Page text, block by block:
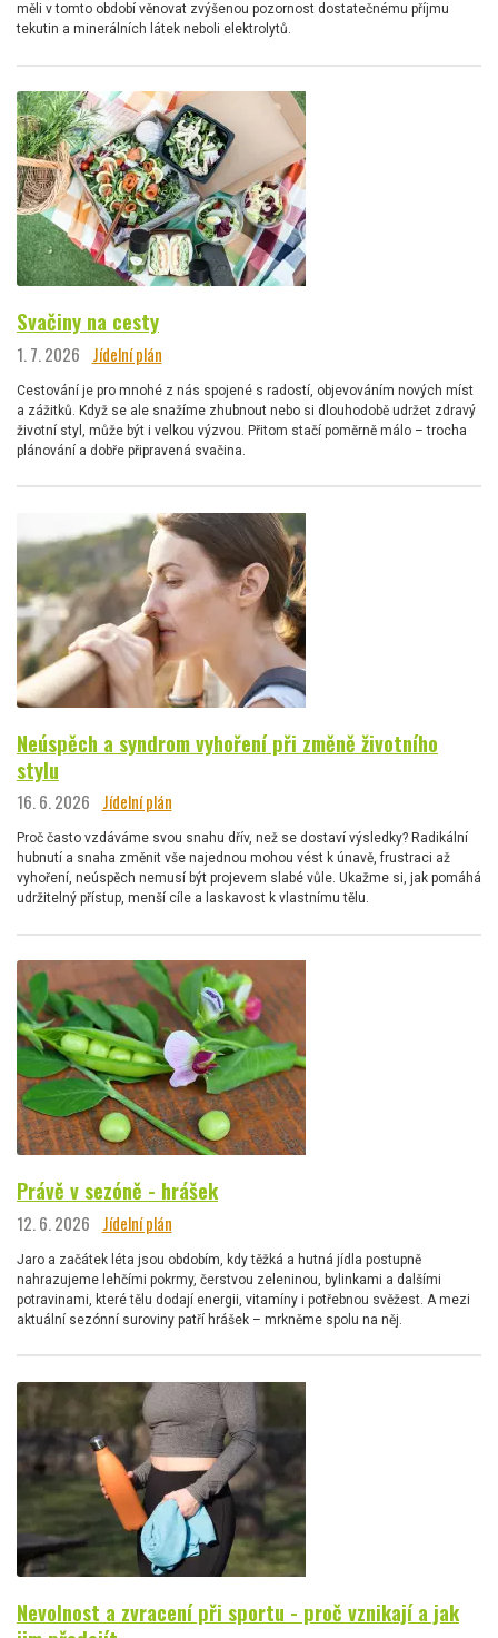
měli v tomto období věnovat zvýšenou pozornost dostatečnému příjmu
tekutin a minerálních látek neboli elektrolytů.
Svačiny na cesty
1. 7. 2026 Jídelní plán
Cestování je pro mnohé z nás spojené s radostí, objevováním nových míst
a zážitků. Když se ale snažíme zhubnout nebo si dlouhodobě udržet zdravý
životní styl, může být i velkou výzvou. Přitom stačí poměrně málo – trocha
plánování a dobře připravená svačina.
Neúspěch a syndrom vyhoření při změně životního
stylu
16. 6. 2026 Jídelní plán
Proč často vzdáváme svou snahu dřív, než se dostaví výsledky? Radikální
hubnutí a snaha změnit vše najednou mohou vést k únavě, frustraci až
vyhoření, neúspěch nemusí být projevem slabé vůle. Ukažme si, jak pomáhá
udržitelný přístup, menší cíle a laskavost k vlastnímu tělu.
Právě v sezóně - hrášek
12. 6. 2026 Jídelní plán
Jaro a začátek léta jsou obdobím, kdy těžká a hutná jídla postupně
nahrazujeme lehčími pokrmy, čerstvou zeleninou, bylinkami a dalšími
potravinami, které tělu dodají energii, vitamíny i potřebnou svěžest. A mezi
aktuální sezónní suroviny patří hrášek – mrkněme spolu na něj.
Nevolnost a zvracení při sportu - proč vznikají a jak